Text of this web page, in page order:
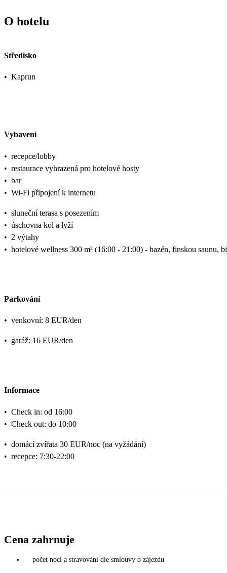
O hotelu
Středisko
• Kaprun
Vybavení
• recepce/lobby
• restaurace vyhrazená pro hotelové hosty
• bar
• Wi-Fi připojení k internetu
• sluneční terasa s posezením
• úschovna kol a lyží
• 2 výtahy
• hotelové wellness 300 m² (16:00 - 21:00) - bazén, finskou saunu,
Parkování
• venkovní: 8 EUR/den
• garáž: 16 EUR/den
Informace
• Check in: od 16:00
• Check out: do 10:00
• domácí zvířata 30 EUR/noc (na vyžádání)
• recepce: 7:30-22:00
Cena zahrnuje
počet nocí a stravování dle smlouvy o zájezdu